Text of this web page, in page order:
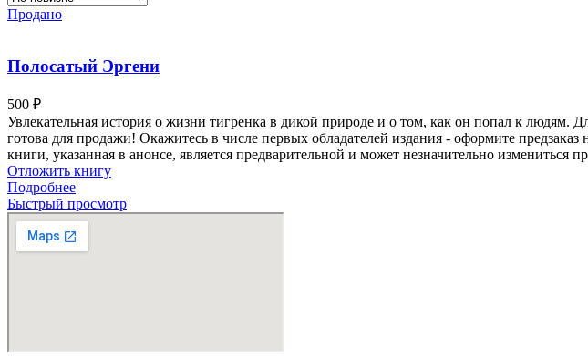
Продано
Полосатый Эргени
500 ₽
Увлекательная история о жизни тигренка в дикой природе и о том, как он попал к людям.
готова для продажи! Окажитесь в числе первых обладателей издания - оформите
книги, указанная в анонсе, является предварительной и может незначительно измениться
Отложить книгу
Подробнее
Быстрый просмотр